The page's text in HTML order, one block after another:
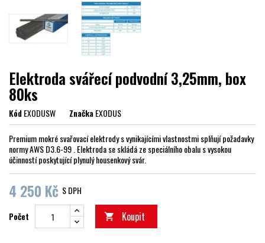
Elektroda svářecí podvodní 3,25mm, box
80ks
KódEXODUSW ZnačkaEXODUS
Premium mokré svařovací elektrody s vynikajícími vlastnostmi splňují požadavky
normy AWS D3.6-99 . Elektroda se skládá ze speciálního obalu s vysokou
účinností poskytující plynulý housenkový svár.
4 250 Kč S DPH
Počet  Koupit